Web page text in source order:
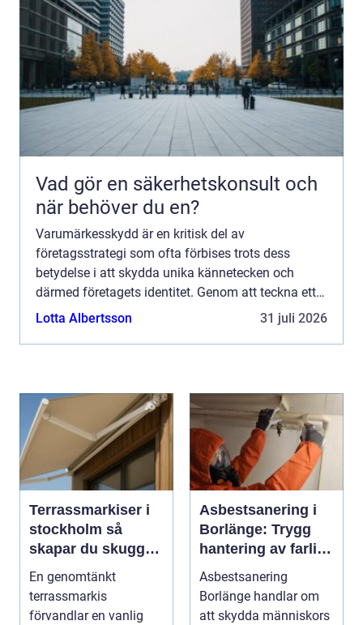
Vad gör en säkerhetskonsult och
när behöver du en?
Varumärkesskydd är en kritisk del av
företagsstrategi som ofta förbises trots dess
betydelse i att skydda unika kännetecken och
därmed företagets identitet. Genom att teckna ett
varumärkesskydd kan företag...
Lotta Albertsson 31 juli 2026
Terrassmarkiser i
stockholm så
skapar du skugga,
stil och komfort på
uteplatsen
En genomtänkt
terrassmarkis
förvandlar en vanlig
Asbestsanering i
Borlänge: Trygg
hantering av farliga
fibrer
Asbestsanering
Borlänge handlar om
att skydda människors